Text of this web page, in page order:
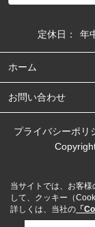
定休日：
年
ホーム
お問い合わせ
プライバシーポリ
当サイトでは、お客
して、クッキー（
詳しくは、当社の 「